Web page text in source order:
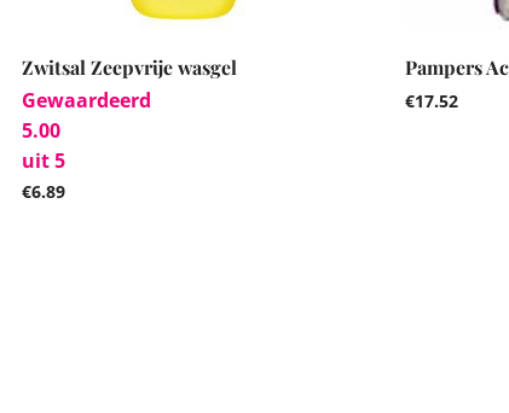
Zwitsal Zeepvrije wasgel
Gewaardeerd
5.00
uit 5
€6.89
Pampers
€17.52